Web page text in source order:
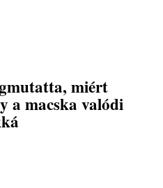
miért
a macska valódi